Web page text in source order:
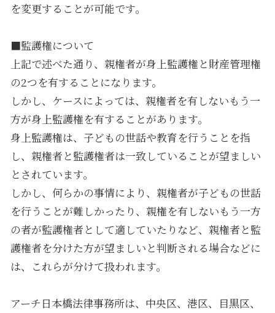
を変更することが可能です。
■監護権について
上記で述べた通り、親権者が身上監護権と財産管理権
の2つを有することになります。
しかし、ケースによっては、親権者を有しないもう一
方が身上監護権を有することがあります。
身上監護権は、子どもの世話や教育を行うことを指
し、親権者と監護権者は一致していることが望ましい
とされています。
しかし、何らかの事情により、親権者が子どもの世話
を行うことが難しかったり、親権を有しないもう一方
の者が監護権者として適していたりなど、親権者と監
護権者を分けた方が望ましいと判断される場合などに
は、これらが分けて扱われます。
アーチ日本橋法律事務所は、中央区、港区、目黒区、